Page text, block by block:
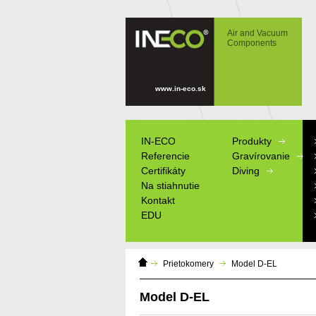
Model D-EL
Air and Vacuum
Components
www.in-eco.sk
Domáca
stránka
Prietokomery Model D-EL
Model D-EL
IN-ECO
Referencie
Certifikáty
Na stiahnutie
Kontakt
EDU
Produkty
Gravírovanie
Diving
Výrobné štítky
Informačné